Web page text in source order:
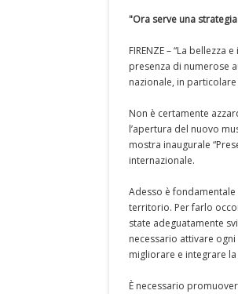
"Ora serve una
FIRENZE – “La
presenza di numerose
nazionale, in
Non è certamente
l’apertura del nuovo
mostra inaugurale
internazionale.
Adesso è
territorio. Per farlo
state adeguatamente
necessario attivare
migliorare e integrare
È necessario